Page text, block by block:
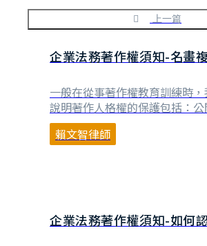
上一篇
企業法務著作權須知-名畫
一般在從事著作權教育訓練時
說明著作人格權的保護包括：
姓名表示權以及禁止不當變更權
權有關禁止不當變更權的情形最
實較困難舉例。不過，看到下
聞，相信讀者會想知道，若
容、形式或名目的任何⋯
賴文智律師
企業法務著作權須知-如何